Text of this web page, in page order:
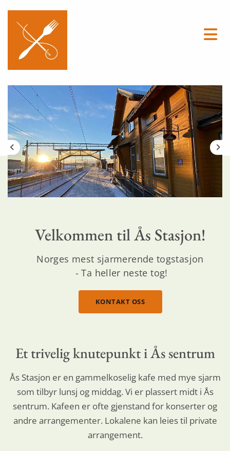
Velkommen til Ås Stasjon!
Norges mest sjarmerende togstasjon
- Ta heller neste tog!
KONTAKT OSS
Et trivelig knutepunkt i Ås sentrum
Ås Stasjon er en gammelkoselig kafe med mye sjarm
som tilbyr lunsj og middag. Vi er plassert midt i Ås
sentrum. Kafeen er ofte gjenstand for konserter og
andre arrangementer. Lokalene kan leies til private
arrangement.